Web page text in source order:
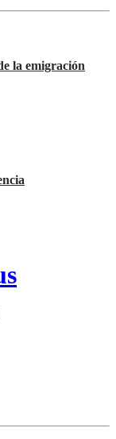
la emigración